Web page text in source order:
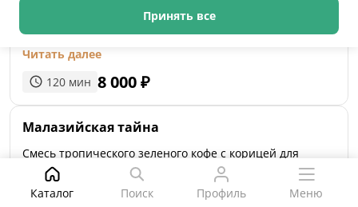
Каталог Поиск Профиль Меню
Дзентай охватывает все тело от головы до ступней. В
основу массаж легла буддийская философия
разума. Техники Дзентай направлены на улучшение
расслабить определенную группу мышц, вскрывая
подавляемые желания, эмоции и вытесненные чувства.
Читать далее
120 мин 8 000₽
Малазийская тайна
Смесь тропического зеленого кофе с корицей для
пилинга тела стимулирует естественные процессы
детоксикации организма, выводит шлаки и токсины,
улучшает микроциркуляцию, омолаживает и берется с
Читать далее
Принять все